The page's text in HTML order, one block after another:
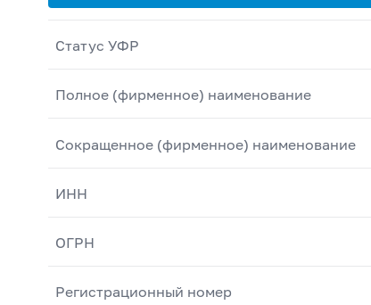
Статус УФР
Полное (фирменное) наименование
Сокращенное (фирменное) наименование
ИНН
ОГРН
Регистрационный номер